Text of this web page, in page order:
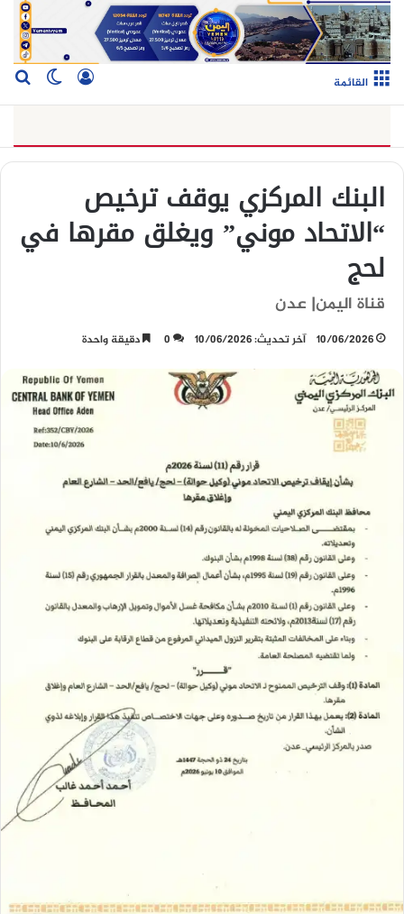
تسجيل القائمة
البنك المركزي يوقف ترخيص
“الاتحاد موني” ويغلق مقرها في
لحج
قناة اليمن| عدن
10/06/2026 آخر تحديث: 10/06/2026 0 دقيقة واحدة